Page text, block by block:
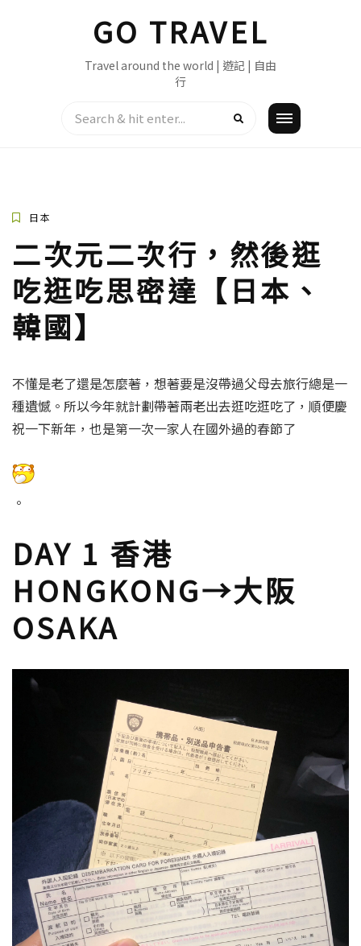
GO TRAVEL
Travel around the world | 遊記 | 自由
行
日本
二次元二次行，然後逛
吃逛吃思密達【日本、
韓國】
不懂是老了還是怎麼著，想著要是沒帶過父母去旅行總是一
種遺憾。所以今年就計劃帶著兩老出去逛吃逛吃了，順便慶
祝一下新年，也是第一次一家人在國外過的春節了
。
DAY 1 香港
HONGKONG→大阪
OSAKA